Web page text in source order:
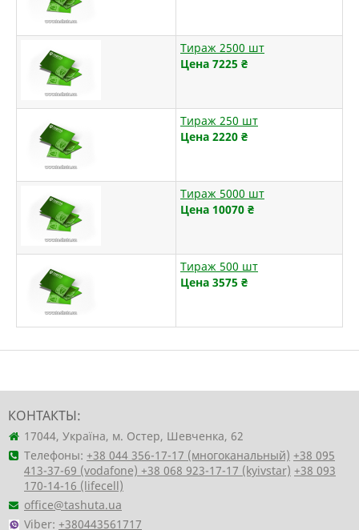
Тираж 2500 шт
Цена 7225 ₴
Тираж 250 шт
Цена 2220 ₴
Тираж 5000 шт
Цена 10070 ₴
Тираж 500 шт
Цена 3575 ₴
КОНТАКТЫ:
17044, Україна, м. Остер, Шевченка, 62
Телефоны: +38 044 356-17-17 (многоканальный) +38 095
413-37-69 (vodafone) +38 068 923-17-17 (kyivstar) +38 093
170-14-16 (lifecell)
office@tashuta.ua
Viber: +380443561717